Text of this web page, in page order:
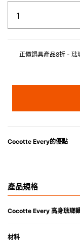
正價鍋具產品8折 - 琺
Cocotte Every的優點
及「半圓形鍋蓋」，有效
• 黑色內鍋的粗糙表面可
產品規格
Cocotte Every 高身琺瑯
材料